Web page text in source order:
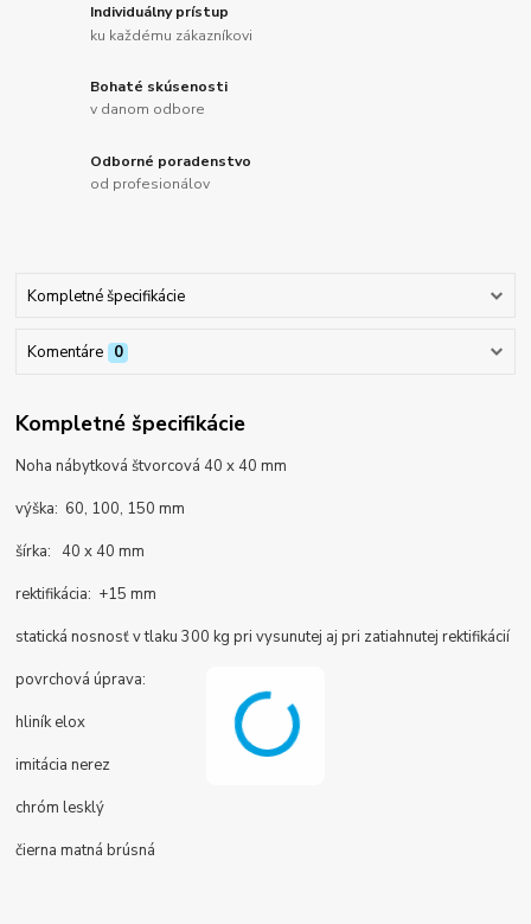
Individuálny prístup
ku každému zákazníkovi
Bohaté skúsenosti
v danom odbore
Odborné poradenstvo
od profesionálov
Kompletné špecifikácie
Komentáre 0
Kompletné špecifikácie
Noha nábytková štvorcová 40 x 40 mm
výška: 60, 100, 150 mm
šírka: 40 x 40 mm
rektifikácia: +15 mm
statická nosnosť v tlaku 300 kg pri vysunutej aj pri zatiahnutej rektifikácií
povrchová úprava:
hliník elox
imitácia nerez
chróm lesklý
čierna matná brúsná